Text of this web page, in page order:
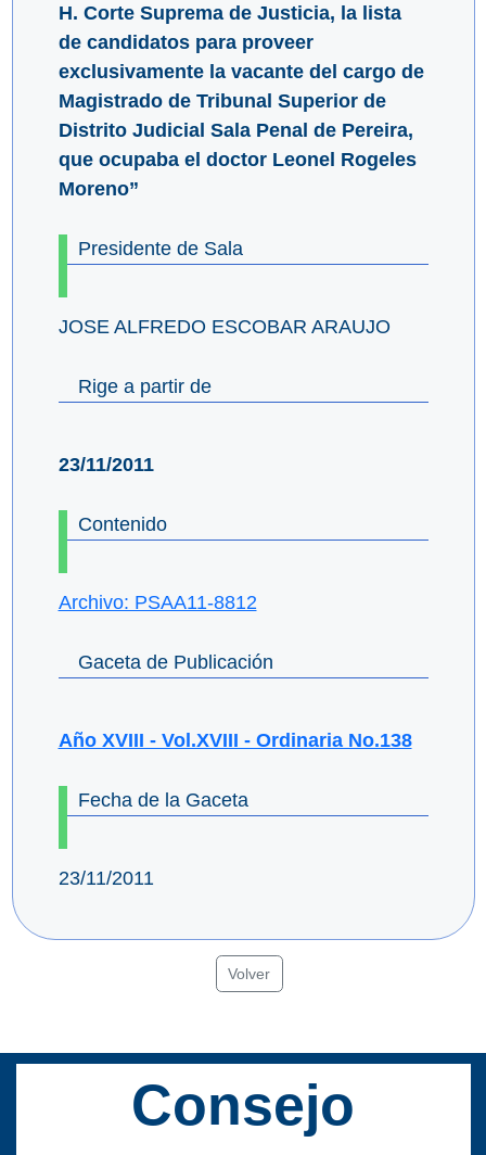
H. Corte Suprema de Justicia, la lista
de candidatos para proveer
exclusivamente la vacante del cargo de
Magistrado de Tribunal Superior de
Distrito Judicial Sala Penal de Pereira,
que ocupaba el doctor Leonel Rogeles
Moreno”
Presidente de Sala
JOSE ALFREDO ESCOBAR ARAUJO
Rige a partir de
23/11/2011
Contenido
Archivo: PSAA11-8812
Gaceta de Publicación
Año XVIII - Vol.XVIII - Ordinaria No.138
Fecha de la Gaceta
23/11/2011
Volver
Consejo